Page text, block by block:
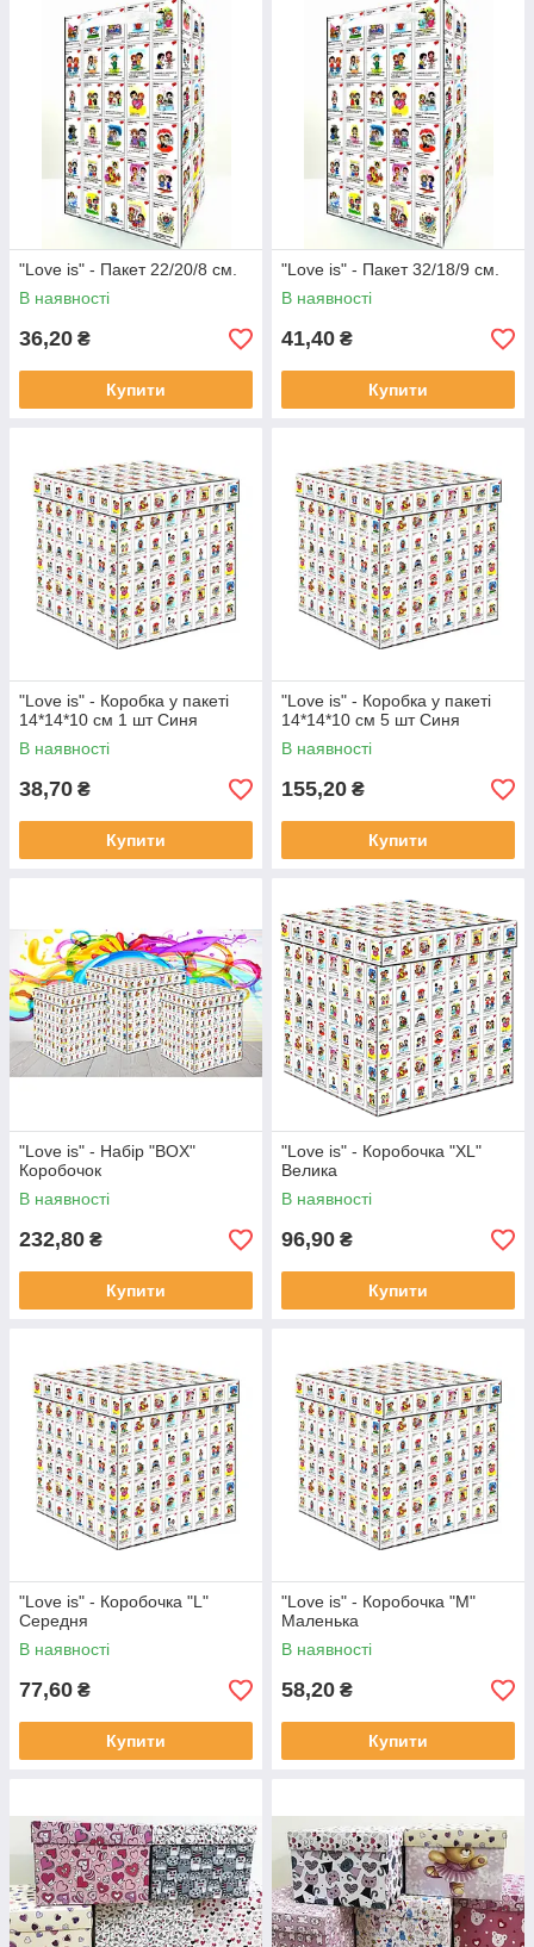
"Love is" - Пакет 22/20/8 см.
В наявності
36,20 ₴
Купити
"Love is" - Пакет 32/18/9 см.
В наявності
41,40 ₴
Купити
"Love is" - Коробка у пакеті
14*14*10 см 1 шт Синя
В наявності
38,70 ₴
Купити
"Love is" - Коробка у пакеті
14*14*10 см 5 шт Синя
В наявності
155,20 ₴
Купити
"Love is" - Набір "BOX"
Коробочок
В наявності
232,80 ₴
Купити
"Love is" - Коробочка "XL"
Велика
В наявності
96,90 ₴
Купити
"Love is" - Коробочка "L"
Середня
В наявності
77,60 ₴
Купити
"Love is" - Коробочка "М"
Маленька
В наявності
58,20 ₴
Купити